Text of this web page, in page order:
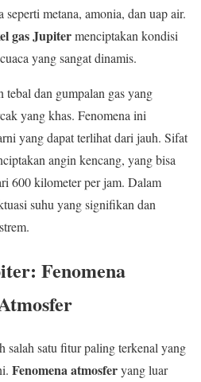
seperti metana, amonia, dan uap air.
gas Jupitermenciptakan kondisi
yang sangat dinamis.
tebal dan gumpalan gas yang
yang khas. Fenomena ini
yang dapat terlihat dari jauh. Sifat
angin kencang, yang bisa
600 kilometer per jam. Dalam
suhu yang signifikan dan
Fenomena
salah satu fitur paling terkenal yang
Fenomena atmosferyang luar